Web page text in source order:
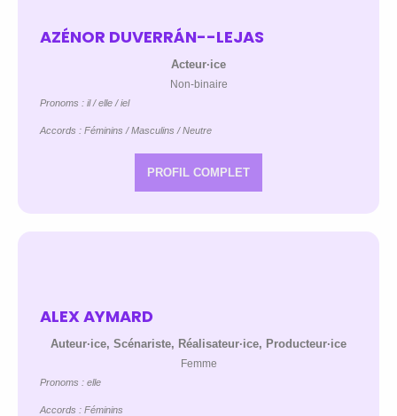
AZÉNOR DUVERRÁN--LEJAS
Acteur·ice
Non-binaire
Pronoms : il / elle / iel
Accords : Féminins / Masculins / Neutre
PROFIL COMPLET
ALEX AYMARD
Auteur·ice, Scénariste, Réalisateur·ice, Producteur·ice
Femme
Pronoms : elle
Accords : Féminins